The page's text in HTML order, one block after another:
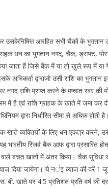
उसकेनिमित्त आरहित सभी चैकों के
धन का भुगतान नगद, चैक, ड्राफ्ट,
जाता हैं जिसे बैंक में या तो खुले रूप में या
इसके अभिकर्ता द्वाराजो उसी राशि का
राशि प्राप्त करने के पष्चात रबर की
में है एवं राशि ग्राहक के खाते में जमा कर
द्वारा निर्धारित सीमा से अधिक होती है।
खाते व्यक्तियों के लिए धन एकत्र करने,
रिजर्व बैंक आफ द्वारा प्रसारित
बचत खातों में अंतर किया। चैक
दिया जायेगा। ये नर्इ ब्याज की दरें
खाते पर 4.5 प्रतिशत प्रति वर्ष की दर